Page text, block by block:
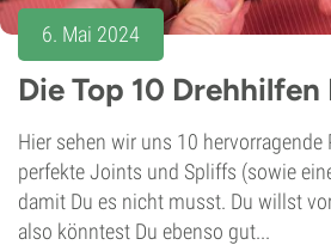
6. Mai 2024
Die Top 10
Hier sehen wir uns 10 hervorragende
perfekte Joints und Spliffs (sowie
damit Du es nicht musst. Du willst
also könntest Du ebenso gut...